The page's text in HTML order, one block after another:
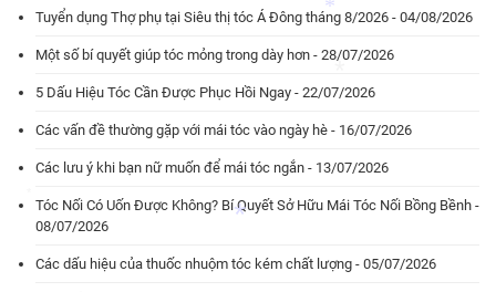
*
Tuyển dụng Thợ phụ tại Siêu thị tóc Á Đông tháng 8/2026 - 04/08/2026
Một số bí quyết giúp tóc mỏng trong dày hơn - 28/07/2026
5 Dấu Hiệu Tóc Cần Được Phục Hồi Ngay - 22/07/2026
Các vấn đề thường gặp với mái tóc vào ngày hè - 16/07/2026
Các lưu ý khi bạn nữ muốn để mái tóc ngắn - 13/07/2026
Tóc Nối Có Uốn Được Không? Bí Quyết Sở Hữu Mái Tóc Nối Bồng Bềnh -
08/07/2026
Các dấu hiệu của thuốc nhuộm tóc kém chất lượng - 05/07/2026